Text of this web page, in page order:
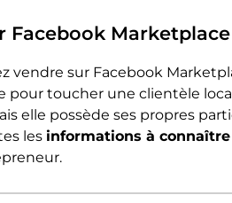
Facebook
vendre sur Facebook
pour toucher une clientèle
elle possède ses propres
les informations à